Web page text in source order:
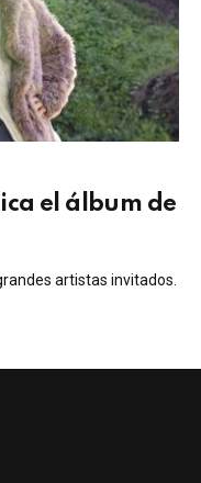
el álbum de
artistas invitados.